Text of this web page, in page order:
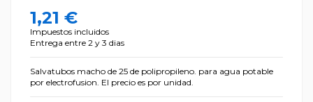
1,21 €
Impuestos incluidos
Entrega entre 2 y 3 dias
Salvatubos macho de 25 de polipropileno. para agua potable
por electrofusion. El precio es por unidad.